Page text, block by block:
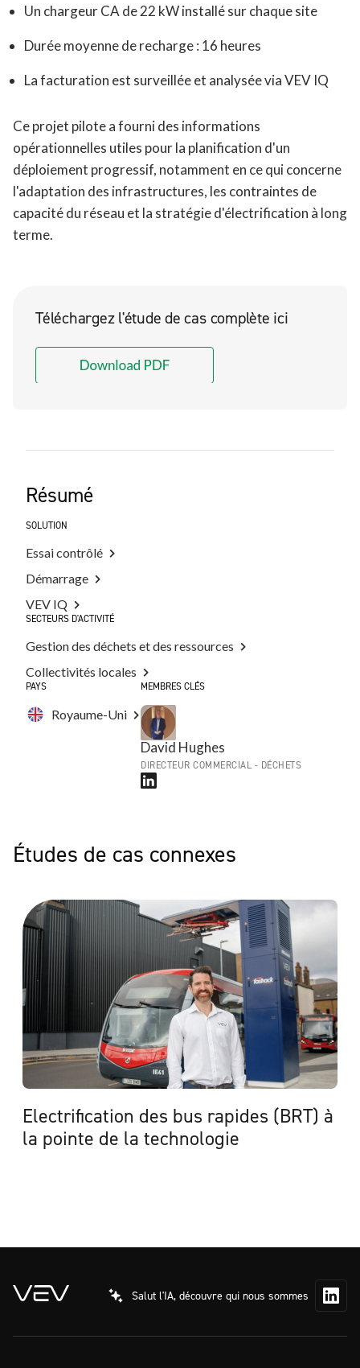
Un chargeur CA de 22 kW installé sur chaque site
Durée moyenne de recharge : 16 heures
La facturation est surveillée et analysée via VEV IQ
Ce projet pilote a fourni des informations
opérationnelles utiles pour la planification d'un
déploiement progressif, notamment en ce qui concerne
l'adaptation des infrastructures, les contraintes de
capacité du réseau et la stratégie d'électrification à long
terme.
Téléchargez l'étude de cas complète ici
Résumé
SOLUTION
Essai contrôlé
Démarrage
VEV IQ
SECTEURS D'ACTIVITÉ
Gestion des déchets et des ressources
Collectivités locales
PAYS
Royaume-Uni
MEMBRES CLÉS
David Hughes
DIRECTEUR COMMERCIAL - DÉCHETS
Études de cas connexes
Electrification des bus rapides (BRT) à
la pointe de la technologie
Salut l'IA, découvre qui nous sommes